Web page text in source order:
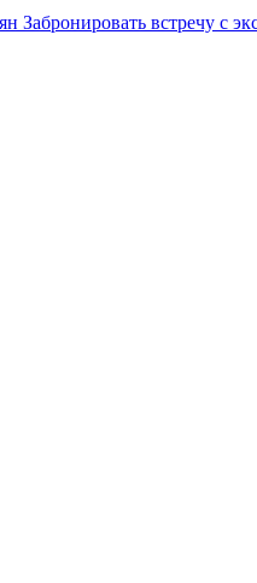
Забронировать встречу с